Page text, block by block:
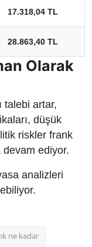
17.318,04 TL
28.863,40 TL
Olarak
talebi artar,
düşük
riskler frank
ediyor.
analizleri
ne kadar